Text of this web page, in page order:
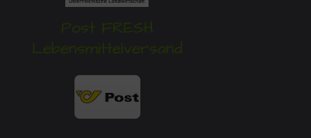
Post FRESH
Lebensmittelversand